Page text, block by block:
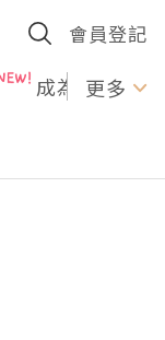
會員登記
成為U更多